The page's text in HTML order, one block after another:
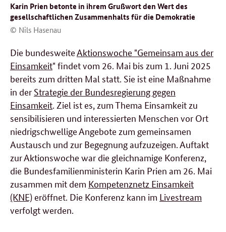
Karin Prien betonte in ihrem Grußwort den Wert des
gesellschaftlichen Zusammenhalts für die Demokratie
© Nils Hasenau
Die bundesweiteAktionswoche "Gemeinsam aus der
Einsamkeit" findet vom 26. Mai bis zum 1. Juni 2025
bereits zum dritten Mal statt. Sie ist eine Maßnahme
in der Strategie der Bundesregierung gegen
Einsamkeit. Ziel ist es, zum Thema Einsamkeit zu
sensibilisieren und interessierten Menschen vor Ort
niedrigschwellige Angebote zum gemeinsamen
Austausch und zur Begegnung aufzuzeigen. Auftakt
zur Aktionswoche war die gleichnamige Konferenz,
die Bundesfamilienministerin Karin Prien am 26. Mai
zusammen mit dem Kompetenznetz Einsamkeit
(KNE) eröffnet. Die Konferenz kann im Livestream
verfolgt werden.